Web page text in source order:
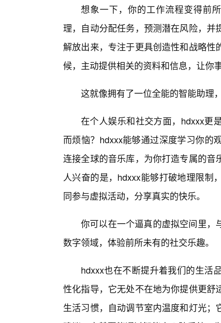
想象一下，你的工作流程变得前
理，自动分配任务，预测潜在风险，
解放出来，专注于更具创造性和战略
候，主动提供相关的资料和信息，让你
这就像拥有了一位全能的智能助理
在个人娱乐和社交方面，hdxxx更
而烦恼？hdxxx能够通过深度学习你的
连接全球的音乐库，为你打造专属的
人兴奋的是，hdxxx能够打破地理限制
同参与虚拟活动，分享真实的快乐。
你可以在一个逼真的虚拟空间里，
数字领域，体验前所未有的社交乐趣。
hdxxx也在不断提升着我们的生活
性化指导，它无处不在地为你提供更
生活习惯，自动调节室内温度和灯光